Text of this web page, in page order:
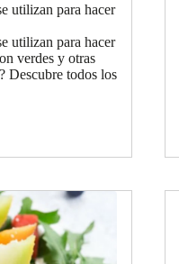
utilizan para hacer
utilizan para hacer
verdes y otras
Descubre todos los